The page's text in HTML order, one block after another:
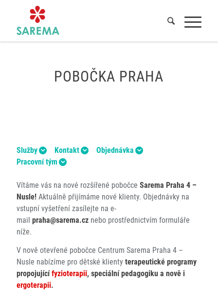
/ Pobočky
POBOČKA PRAHA
Služby Kontakt
Objednávka
Pracovní tým
Vítáme vás na nové rozšířené pobočce Sarema Praha 4 –
Nusle!Aktuálně přijímáme nové klienty. Objednávky na
vstupní vyšetření zasílejte na e-
mail praha@sarema.cznebo prostřednictvím formuláře
níže.
V nově otevřené pobočce Centrum Sarema Praha 4 –
Nusle nabízíme pro dětské klientyterapeutické programy
propojujícífyzioterapii, speciální pedagogiku a nově i
ergoterapii.